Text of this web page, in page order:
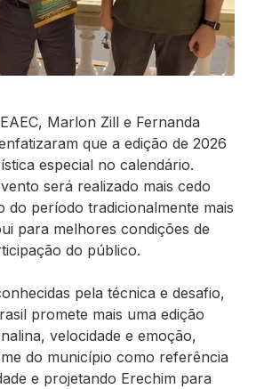
Marlon Zill e Fernanda
que a edição de 2026
especial no calendário.
será realizado mais cedo
do período tradicionalmente mais
para melhores condições de
do público.
pela técnica e desafio,
promete mais uma edição
velocidade e emoção,
do município como referência
e projetando Erechim para